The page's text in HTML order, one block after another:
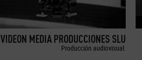
VIDEON MEDIA PRODUCCIONES SLU
Producción audiovisual.